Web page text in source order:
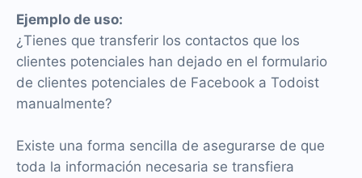
Ejemplo de uso:
¿Tienes que transferir los contactos que los
clientes potenciales han dejado en el formulario
de clientes potenciales de Facebook a Todoist
manualmente?
Existe una forma sencilla de asegurarse de que
toda la información necesaria se transfiera